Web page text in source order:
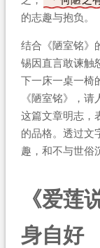
的志趣与抱负。
结合《陋室铭》
锡因直言敢谏触
下一床一桌一椅
《陋室铭》，请
这篇文章明志，
的品格。透过文
趣，和不与世俗
《爱莲
身自好